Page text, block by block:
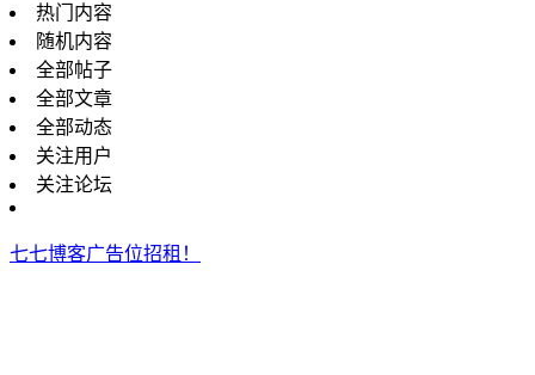
热门内容
随机内容
全部帖子
全部文章
全部动态
关注用户
关注论坛
七七博客广告位招租！